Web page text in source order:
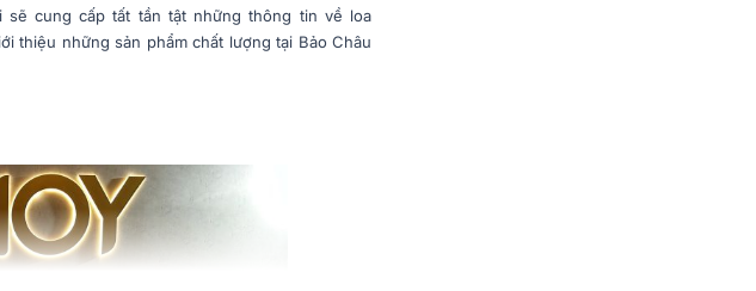
cung cấp tất tần tật những thông tin về loa
thiệu những sản phẩm chất lượng tại Bảo Châu